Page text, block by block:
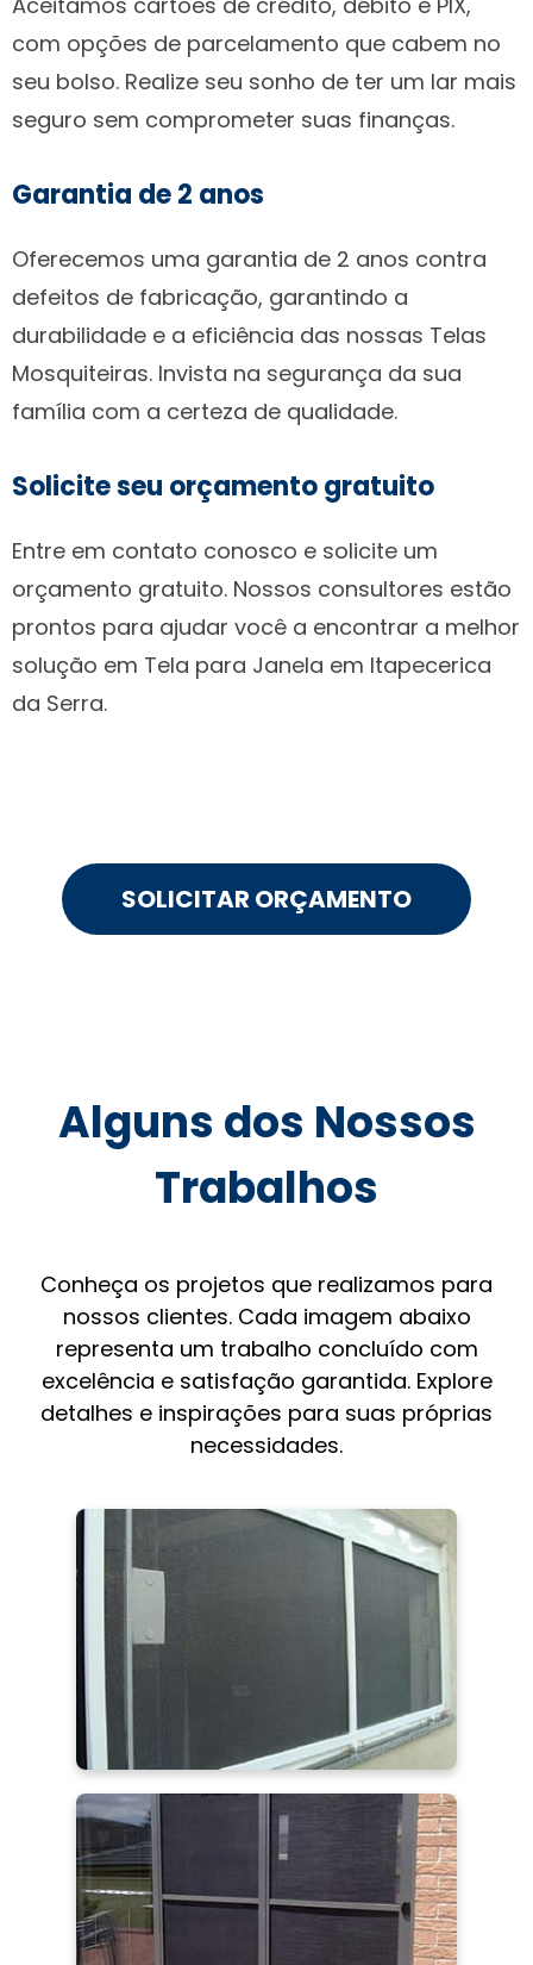
com opções de parcelamento que cabem no
seu bolso. Realize seu sonho de ter um lar mais
seguro sem comprometer suas finanças.
Garantia de 2 anos
Oferecemos uma garantia de 2 anos contra
defeitos de fabricação, garantindo a
durabilidade e a eficiência das nossas Telas
Mosquiteiras. Invista na segurança da sua
família com a certeza de qualidade.
Solicite seu orçamento gratuito
Entre em contato conosco e solicite um
orçamento gratuito. Nossos consultores estão
prontos para ajudar você a encontrar a melhor
solução em Tela para Janela em Itapecerica
da Serra.
SOLICITAR ORÇAMENTO
Alguns dos Nossos
Trabalhos
Conheça os projetos que realizamos para
nossos clientes. Cada imagem abaixo
representa um trabalho concluído com
excelência e satisfação garantida. Explore
detalhes e inspirações para suas próprias
necessidades.